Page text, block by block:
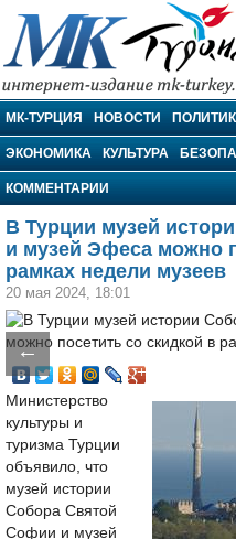
МК-Турция
МК-ТУРЦИЯ НОВОСТИ
ЭКОНОМИКА КУЛЬТУРА
КОММЕНТАРИИ
В Турции музей
и музей Эфеса можно
рамках недели музеев
20 мая 2024, 18:01
←
Министерство
культуры и
туризма Турции
объявило, что
музей истории
Собора Святой
Софии и музей